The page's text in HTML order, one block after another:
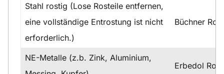
Stahl rostig (Lose Rosteile entfernen,
eine vollständige Entrostung ist nicht
erforderlich.)
Büchner
NE-Metalle (z.b. Zink, Aluminium,
Erbedol